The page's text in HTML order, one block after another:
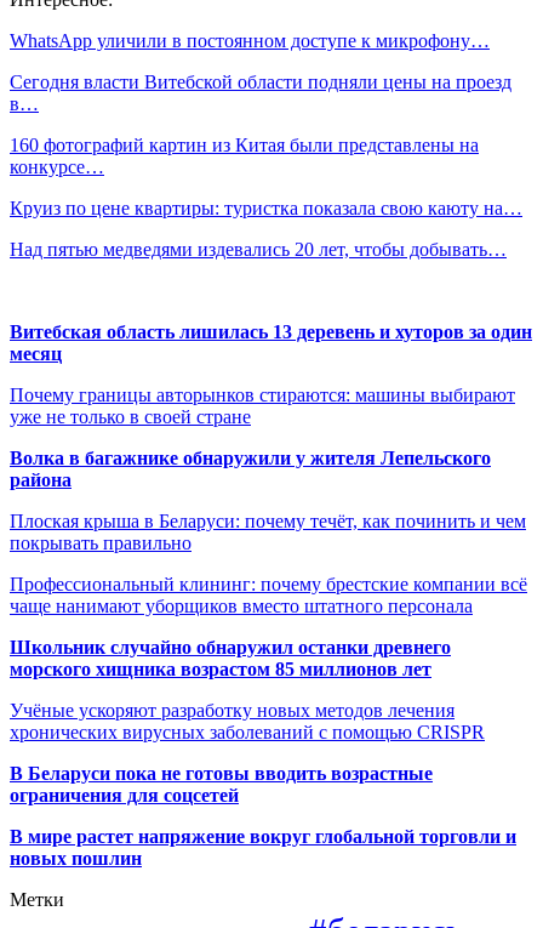
WhatsApp уличили в постоянном доступе к микрофону…
Сегодня власти Витебской области подняли цены на проезд
в…
160 фотографий картин из Китая были представлены на
конкурсе…
Круиз по цене квартиры: туристка показала свою каюту на…
Над пятью медведями издевались 20 лет, чтобы добывать…
Витебская область лишилась 13 деревень и хуторов за один
месяц
Почему границы авторынков стираются: машины выбирают
уже не только в своей стране
Волка в багажнике обнаружили у жителя Лепельского
района
Плоская крыша в Беларуси: почему течёт, как починить и чем
покрывать правильно
Профессиональный клининг: почему брестские компании всё
чаще нанимают уборщиков вместо штатного персонала
Школьник случайно обнаружил останки древнего
морского хищника возрастом 85 миллионов лет
Учёные ускоряют разработку новых методов лечения
хронических вирусных заболеваний с помощью CRISPR
В Беларуси пока не готовы вводить возрастные
ограничения для соцсетей
В мире растет напряжение вокруг глобальной торговли и
новых пошлин
Метки